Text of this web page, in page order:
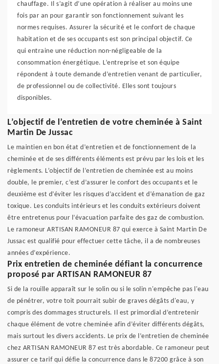
chauffage. Il s’agit d’une opération à réaliser au moins une
fois par an pour garantir son fonctionnement suivant les
normes requises. Assurer la sécurité et le confort de chaque
habitation et de ses occupants est son principal objectif. Ce
qui entraine une réduction non-négligeable de la
consommation énergétique. L’entreprise et son équipe
répondent à toute demande d’entretien venant de particulier,
de professionnel ou de collectivité. Elles sont toujours
disponibles.
L’objectif de l’entretien de votre cheminée à Saint
Martin De Jussac
Le maintien en bon état d’entretien et de fonctionnement de la
cheminée et de ses différents éléments est prévu par les lois et les
règlements. L’objectif de l’entretien de cheminée est au moins
double, le premier, c’est d’assurer le confort des occupants et le
deuxième est d’éviter les risques d’accident et d’émanation de gaz
toxique. Les conduits intérieurs et les conduits extérieurs doivent
être entretenus pour l’évacuation parfaite des gaz de combustion.
Le ramoneur ARTISAN RAMONEUR 87 qui exerce à Saint Martin De
Jussac est qualifié pour effectuer cette tâche, il a de nombreuses
années d’expérience.
Prix entretien de cheminée défiant la concurrence
proposé par ARTISAN RAMONEUR 87
Si de la rouille apparaît sur le solin ou si le solin n'empêche pas l'eau
de pénétrer, votre toit pourrait subir de graves dégâts d'eau, y
compris des dommages structurels. Il est primordial d’entretenir
chaque élément de votre cheminée afin d’éviter différents dégâts,
mais surtout les divers accidents. Le prix de l’entretien de cheminée
chez ARTISAN RAMONEUR 87 est très abordable. Ce ramoneur peut
assurer ce tarif qui défie la concurrence dans le 87200 grâce à son